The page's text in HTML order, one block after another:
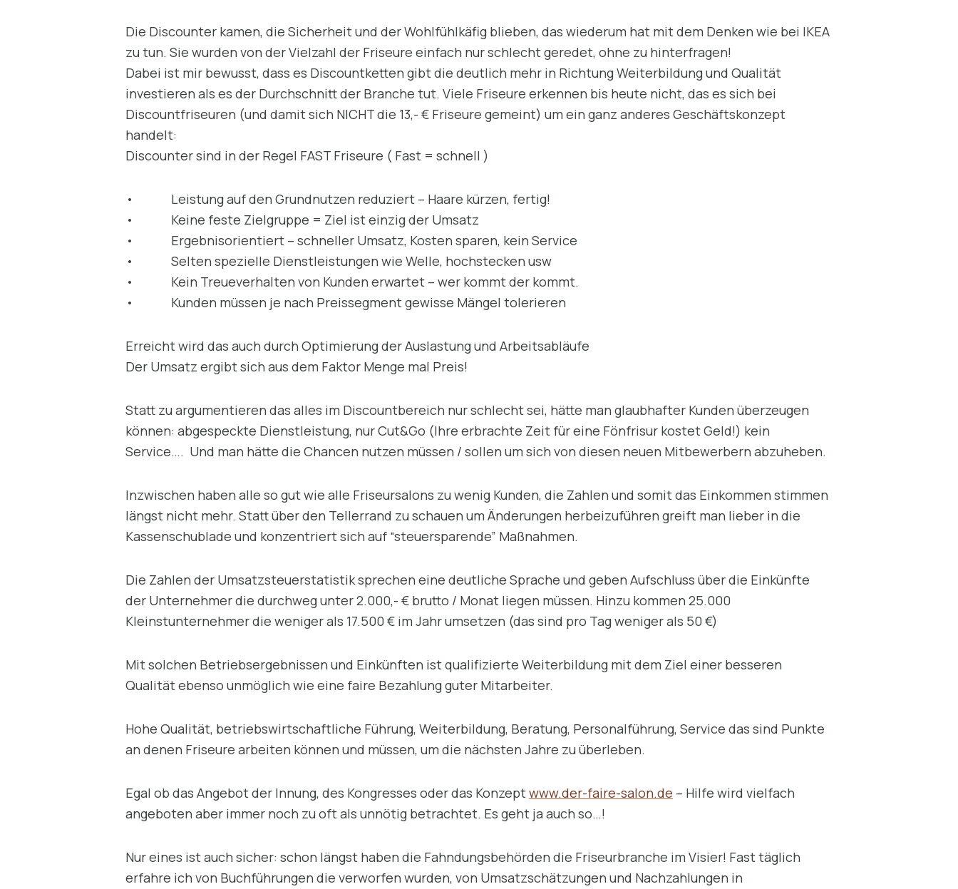
Die Discounter kamen, die Sicherheit und der Wohlfühlkäfig blieben, das wiederum hat mit dem Denken wie bei IKEA
zu tun. Sie wurden von der Vielzahl der Friseure einfach nur schlecht geredet, ohne zu hinterfragen!
Dabei ist mir bewusst, dass es Discountketten gibt die deutlich mehr in Richtung Weiterbildung und Qualität
investieren als es der Durchschnitt der Branche tut. Viele Friseure erkennen bis heute nicht, das es sich bei
Discountfriseuren (und damit sich NICHT die 13,- € Friseure gemeint) um ein ganz anderes Geschäftskonzept
handelt:
Discounter sind in der Regel FAST Friseure ( Fast = schnell )
• Leistung auf den Grundnutzen reduziert – Haare kürzen, fertig!
• Keine feste Zielgruppe = Ziel ist einzig der Umsatz
• Ergebnisorientiert – schneller Umsatz, Kosten sparen, kein Service
• Selten spezielle Dienstleistungen wie Welle, hochstecken usw
• Kein Treueverhalten von Kunden erwartet – wer kommt der kommt.
• Kunden müssen je nach Preissegment gewisse Mängel tolerieren
Erreicht wird das auch durch Optimierung der Auslastung und Arbeitsabläufe
Der Umsatz ergibt sich aus dem Faktor Menge mal Preis!
Statt zu argumentieren das alles im Discountbereich nur schlecht sei, hätte man glaubhafter Kunden überzeugen
können: abgespeckte Dienstleistung, nur Cut&Go (Ihre erbrachte Zeit für eine Fönfrisur kostet Geld!) kein
Service…. Und man hätte die Chancen nutzen müssen / sollen um sich von diesen neuen Mitbewerbern abzuheben.
Inzwischen haben alle so gut wie alle Friseursalons zu wenig Kunden, die Zahlen und somit das Einkommen stimmen
längst nicht mehr. Statt über den Tellerrand zu schauen um Änderungen herbeizuführen greift man lieber in die
Kassenschublade und konzentriert sich auf “steuersparende” Maßnahmen.
Die Zahlen der Umsatzsteuerstatistik sprechen eine deutliche Sprache und geben Aufschluss über die Einkünfte
der Unternehmer die durchweg unter 2.000,- € brutto / Monat liegen müssen. Hinzu kommen 25.000
Kleinstunternehmer die weniger als 17.500 € im Jahr umsetzen (das sind pro Tag weniger als 50 €)
Mit solchen Betriebsergebnissen und Einkünften ist qualifizierte Weiterbildung mit dem Ziel einer besseren
Qualität ebenso unmöglich wie eine faire Bezahlung guter Mitarbeiter.
Hohe Qualität, betriebswirtschaftliche Führung, Weiterbildung, Beratung, Personalführung, Service das sind Punkte
an denen Friseure arbeiten können und müssen, um die nächsten Jahre zu überleben.
Egal ob das Angebot der Innung, des Kongresses oder das Konzeptwww.der-faire-salon.de – Hilfe wird vielfach
angeboten aber immer noch zu oft als unnötig betrachtet. Es geht ja auch so…!
Nur eines ist auch sicher: schon längst haben die Fahndungsbehörden die Friseurbranche im Visier! Fast täglich
erfahre ich von Buchführungen die verworfen wurden, von Umsatzschätzungen und Nachzahlungen in